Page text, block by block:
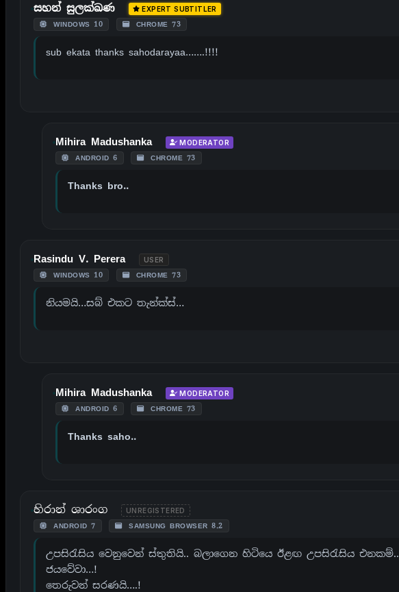
සහන් සුලක්ඛණ EXPERT SUBTITLER
WINDOWS 10 CHROME 73
sub ekata thanks sahodarayaa…….!!!!
Mihira Madushanka MODERATOR
ANDROID 6 CHROME 73
Thanks bro..
Rasindu V. Perera USER
WINDOWS 10 CHROME 73
නියමයි…සබ් එකට තැන්ක්ස්…
Mihira Madushanka MODERATOR
ANDROID 6 CHROME 73
Thanks saho..
හිරාන් ශාරංග UNREGISTERED
ANDROID 7 SAMSUNG BROWSER 8.2
උපසිරැසිය වෙනුවෙන් ස්තුතියි.. බලාගෙන හිටියෙ ඊළඟ උපසිරැසිය එනකම්..
ජයවේවා…!
තෙරුවන් සරණයි….!